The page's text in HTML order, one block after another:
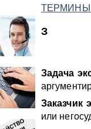
ТЕРМИНЫ
З
Задача
Заказчик
или